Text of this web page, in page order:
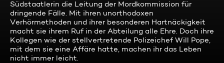
Südstaatlerin die Leitung der Mordkommission für
dringende Fälle. Mit ihren unorthodoxen
Verhörmethoden und ihrer besonderen Hartnäckigkeit
macht sie ihrem Ruf in der Abteilung alle Ehre. Doch ihre
Kollegen wie der stellvertretende Polizeichef Will Pope,
mit dem sie eine Affäre hatte, machen ihr das Leben
nicht immer leicht.